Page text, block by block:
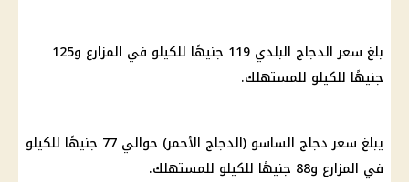
بلغ سعر الدجاج البلدي 119 جنيهًا للكيلو في المزارع و125
جنيهًا للكيلو للمستهلك.
يبلغ سعر دجاج الساسو (الدجاج الأحمر) حوالي 77 جنيهًا للكيلو
في المزارع و88 جنيهًا للكيلو للمستهلك.